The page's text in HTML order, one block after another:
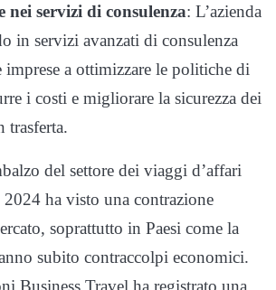
nei servizi di consulenza: L’azienda
in servizi avanzati di consulenza
imprese a ottimizzare le politiche di
i costi e migliorare la sicurezza dei
trasferta.
del settore dei viaggi d’affari
ha visto una contrazione
soprattutto in Paesi come la
subito contraccolpi economici.
Business Travel ha registrato una